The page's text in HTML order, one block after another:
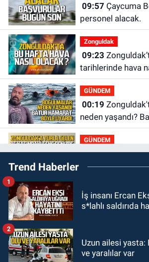
09:57
personel alacak.
Zonguldak
09:23
tarihlerinde hava
GÜNDEM
00:19
neden yaşandı?
böyle uyardı!
GÜNDEM
23:21Zonguldak'a tur ile gelip
denize giren 16
22:54
22:40Mustafa Çağlayan, Hakan
Trend Haberler
İş insanı Ercan
s*lahlı saldırıda
1
Uzun ailesi yasta:
ve yaralılar var
2